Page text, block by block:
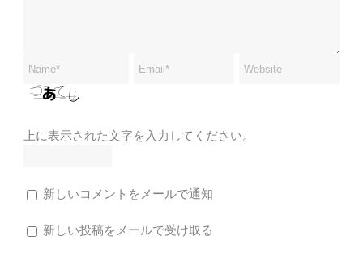
上に表示された文字を入力してください。
新しいコメントをメールで通知
新しい投稿をメールで受け取る